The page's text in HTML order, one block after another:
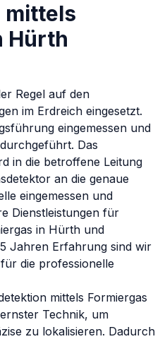
mittels
Hürth
Regel auf den
im Erdreich eingesetzt.
eingemessen und
Das
in die betroffene Leitung
an die genaue
eingemessen und
Dienstleistungen für
in Hürth und
Jahren Erfahrung sind wir
die professionelle
mittels Formiergas
Technik, um
zu lokalisieren. Dadurch